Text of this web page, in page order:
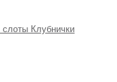
Клубнички